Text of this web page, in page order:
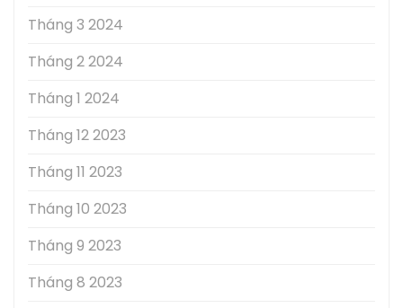
Tháng 3 2024
Tháng 2 2024
Tháng 1 2024
Tháng 12 2023
Tháng 11 2023
Tháng 10 2023
Tháng 9 2023
Tháng 8 2023